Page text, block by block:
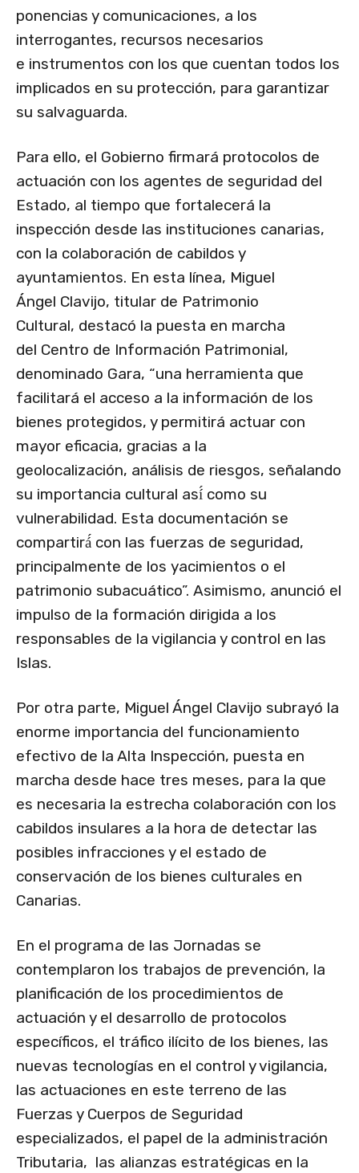
ponencias y comunicaciones, a los
interrogantes, recursos necesarios
e instrumentos con los que cuentan todos los
implicados en su protección, para garantizar
su salvaguarda.
Para ello, el Gobierno firmará protocolos de
actuación con los agentes de seguridad del
Estado, al tiempo que fortalecerá la
inspección desde las instituciones canarias,
con la colaboración de cabildos y
ayuntamientos. En esta línea, Miguel
Ángel Clavijo, titular de Patrimonio
Cultural, destacó la puesta en marcha
del Centro de Información Patrimonial,
denominado Gara, “una herramienta que
facilitará el acceso a la información de los
bienes protegidos, y permitirá actuar con
mayor eficacia, gracias a la
geolocalización, análisis de riesgos, señalando
su importancia cultural así́ como su
vulnerabilidad. Esta documentación se
compartirá́ con las fuerzas de seguridad,
principalmente de los yacimientos o el
patrimonio subacuático”. Asimismo, anunció el
impulso de la formación dirigida a los
responsables de la vigilancia y control en las
Islas.
Por otra parte, Miguel Ángel Clavijo subrayó la
enorme importancia del funcionamiento
efectivo de la Alta Inspección, puesta en
marcha desde hace tres meses, para la que
es necesaria la estrecha colaboración con los
cabildos insulares a la hora de detectar las
posibles infracciones y el estado de
conservación de los bienes culturales en
Canarias.
En el programa de las Jornadas se
contemplaron los trabajos de prevención, la
planificación de los procedimientos de
actuación y el desarrollo de protocolos
específicos, el tráfico ilícito de los bienes, las
nuevas tecnologías en el control y vigilancia,
las actuaciones en este terreno de las
Fuerzas y Cuerpos de Seguridad
especializados, el papel de la administración
Tributaria, las alianzas estratégicas en la